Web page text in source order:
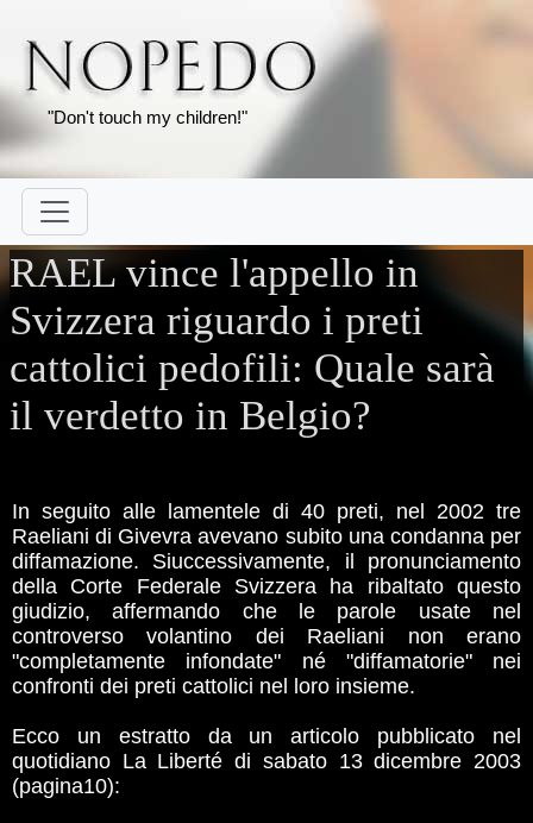
"Don't touch my children!"
RAEL vince l'appello in
Svizzera riguardo i preti
cattolici pedofili: Quale sarà
il verdetto in Belgio?
In seguito alle lamentele di 40 preti, nel 2002 tre
Raeliani di Givevra avevano subito una condanna per
diffamazione. Siuccessivamente, il pronunciamento
della Corte Federale Svizzera ha ribaltato questo
giudizio, affermando che le parole usate nel
controverso volantino dei Raeliani non erano
"completamente infondate" né "diffamatorie" nei
confronti dei preti cattolici nel loro insieme.
Ecco un estratto da un articolo pubblicato nel
quotidiano La Liberté di sabato 13 dicembre 2003
(pagina10):